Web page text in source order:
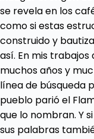
se revela en los
como si estas
construido y
así. En mis
muchos años y
línea de búsqueda
pueblo parió el
que lo nombran. Y
sus palabras